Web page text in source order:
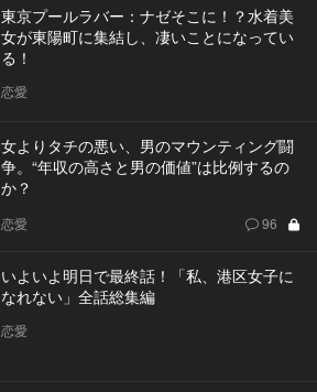
東京プールラバー：ナゼそこに！？水着美
女が東陽町に集結し、凄いことになってい
る！
恋愛
女よりタチの悪い、男のマウンティング闘
争。“年収の高さと男の価値”は比例するの
か？
恋愛 96
いよいよ明日で最終話！「私、港区女子に
なれない」全話総集編
恋愛